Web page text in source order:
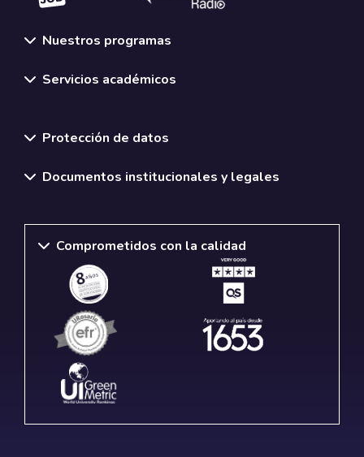
Nuestros programas
Servicios académicos
Protección de datos
Documentos institucionales y legales
Comprometidos con la calidad